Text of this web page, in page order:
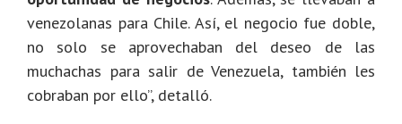
venezolanas para Chile. Así, el negocio fue doble,
no solo se aprovechaban del deseo de las
muchachas para salir de Venezuela, también les
cobraban por ello”, detalló.